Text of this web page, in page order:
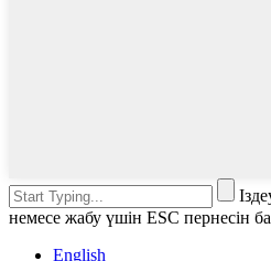
немесе жабу үшін ESC пернесін
English